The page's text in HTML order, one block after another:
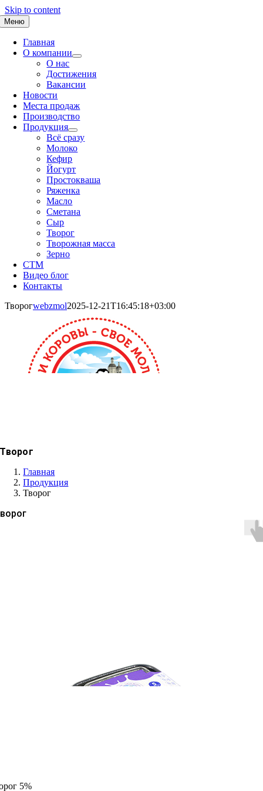
Skip to content
Меню
Главная
О компании
О нас
Достижения
Вакансии
Новости
Места продаж
Производство
Продукция
Всё сразу
Молоко
Кефир
Йогурт
Простокваша
Ряженка
Масло
Сметана
Сыр
Творог
Творожная масса
Зерно
СТМ
Видео блог
Контакты
Творогwebzmol2025-12-21T16:45:18+03:00
Творог
Главная
Продукция
Творог
5%